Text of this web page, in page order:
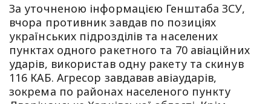
За уточненою інформацією Генштаба ЗСУ,
вчора противник завдав по позиціях
українських підрозділів та населених
пунктах одного ракетного та 70 авіаційних
ударів, використав одну ракету та скинув
116 КАБ. Агресор завдавав авіаударів,
зокрема по районах населеного пункту